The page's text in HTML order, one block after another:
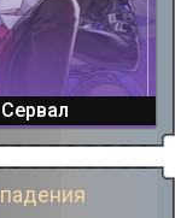
Сервал